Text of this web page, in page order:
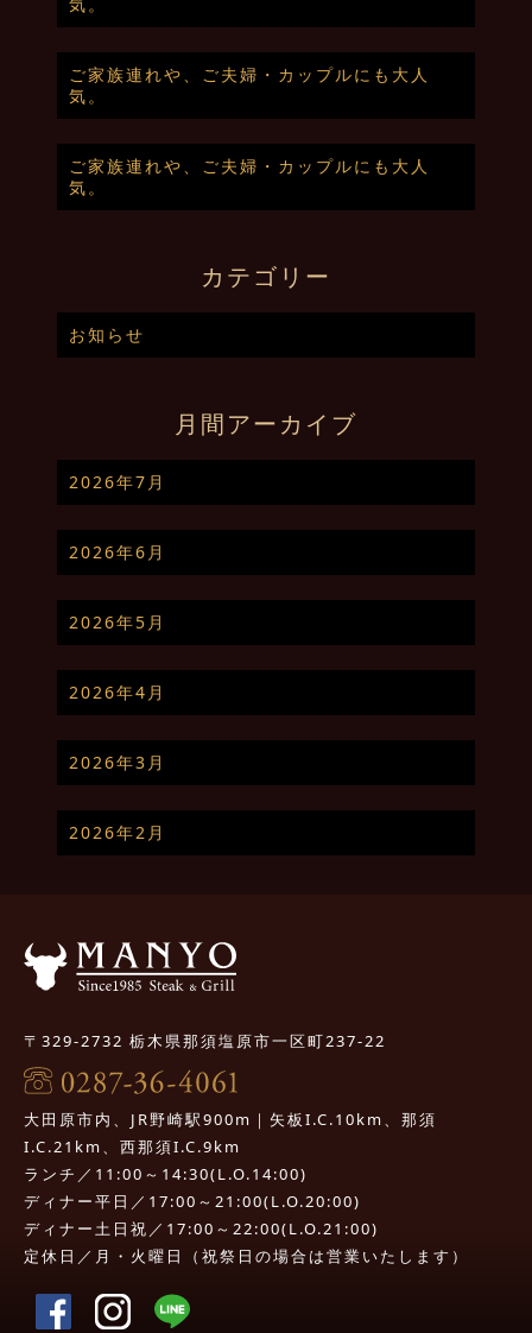
ご家族連れや、ご夫婦・カップルにも大人
気。
ご家族連れや、ご夫婦・カップルにも大人
気。
カテゴリー
お知らせ
月間アーカイブ
2026年7月
2026年6月
2026年5月
2026年4月
2026年3月
2026年2月
〒329-2732 栃木県那須塩原市一区町237-22
大田原市内、JR野崎駅900m｜矢板I.C.10km、那須
I.C.21km、西那須I.C.9km
ランチ／11:00～14:30(L.O.14:00)
ディナー平日／17:00～21:00(L.O.20:00)
ディナー土日祝／17:00～22:00(L.O.21:00)
定休日／月・火曜日（祝祭日の場合は営業いたします）